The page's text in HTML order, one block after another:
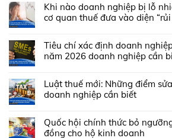
Khi nào doanh nghiệp bị lỗ
cơ quan thuế đưa vào diện “rủi
Tiêu chí xác định doanh
năm 2026 doanh nghiệp cần
Luật thuế mới: Những điểm
doanh nghiệp cần biết
Quốc hội chính thức bỏ
đồng cho hộ kinh doanh